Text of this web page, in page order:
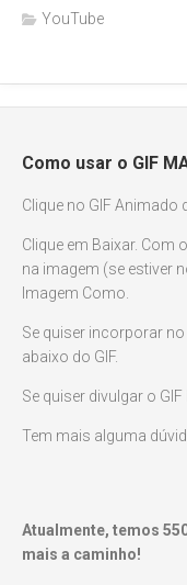
YouTube
Como usar o GIF
Clique no GIF Animado
Clique em Baixar.
na imagem (se estiver
Imagem Como.
Se quiser incorporar
abaixo do GIF.
Se quiser divulgar o
Tem mais alguma
Atualmente, temos
mais a caminho!